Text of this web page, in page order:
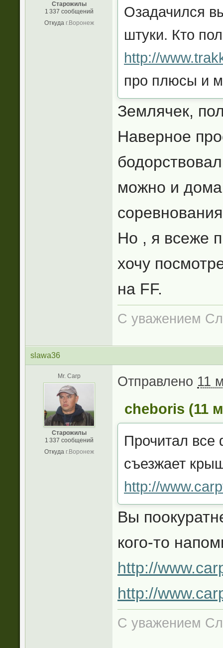
Старожилы
1 337 сообщений
Откуда г.Воронеж
Озадачился
штуки. Кто
http://
про плюсы и
Землячек,
Наверное
можно и
Но , я всеже
хочу
на FF.
С уважением
slawa36
Mr. Carp
Старожилы
1 337 сообщений
Откуда г.Воронеж
Отправлено 11
cheboris (11
Прочитал
съезжает
http://
Вы
кого-то
http://
http://
С уважением